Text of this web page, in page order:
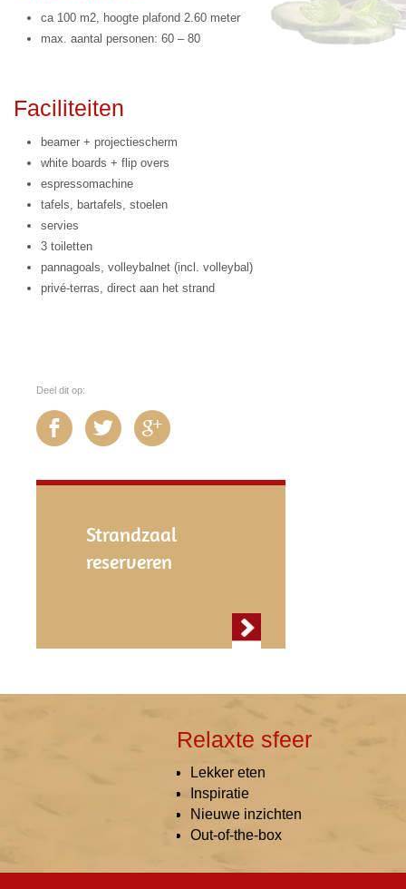
ca 100 m2, hoogte plafond 2.60 meter
max. aantal personen: 60 – 80
Faciliteiten
beamer + projectiescherm
white boards + flip overs
espressomachine
tafels, bartafels, stoelen
servies
3 toiletten
pannagoals, volleybalnet (incl. volleybal)
privé-terras, direct aan het strand
Deel dit op:
Strandzaal
reserveren
Relaxte sfeer
Lekker eten
Inspiratie
Nieuwe inzichten
Out-of-the-box